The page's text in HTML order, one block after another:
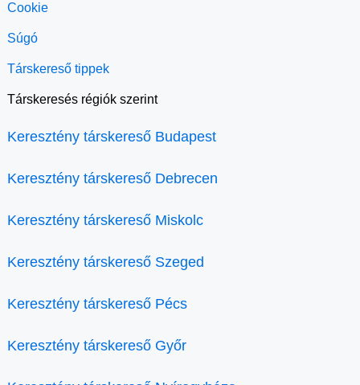
Cookie
Súgó
Társkereső tippek
Társkeresés régiók szerint
Keresztény társkereső Budapest
Keresztény társkereső Debrecen
Keresztény társkereső Miskolc
Keresztény társkereső Szeged
Keresztény társkereső Pécs
Keresztény társkereső Győr